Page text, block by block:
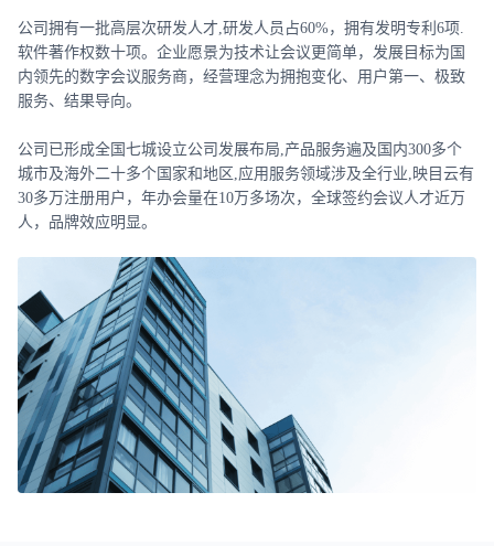
公司拥有一批高层次研发人才,研发人员占60%，拥有发明专利6项.
软件著作权数十项。企业愿景为技术让会议更简单，发展目标为国
内领先的数字会议服务商，经营理念为拥抱变化、用户第一、极致
服务、结果导向。
公司已形成全国七城设立公司发展布局,产品服务遍及国内300多个
城市及海外二十多个国家和地区,应用服务领域涉及全行业,映目云有
30多万注册用户，年办会量在10万多场次，全球签约会议人才近万
人，品牌效应明显。